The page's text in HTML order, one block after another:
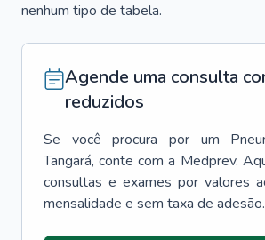
nenhum tipo de tabela.
Agende uma consulta
reduzidos
Se você procura por um
Tangará, conte com a Medprev.
consultas e exames por valores
mensalidade e sem taxa de adesão.